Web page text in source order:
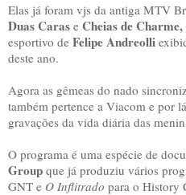
Elas já foram vjs da antiga MTV
Duas Caras e Cheias de Charme,
esportivo de Felipe Andreolli
deste ano.
Agora as gêmeas do nado
também pertence a Viacom e por
gravações da vida diária das
O programa é uma espécie de
Group que já produziu vários
GNT e O Inflitrado para o History